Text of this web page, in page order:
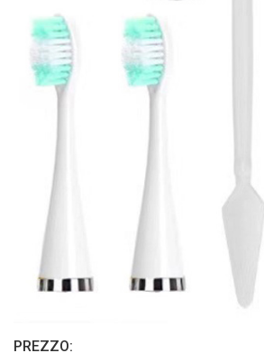
PREZZO: